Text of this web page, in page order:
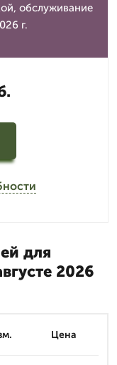
обслуживание
г.
для
2026
Цена